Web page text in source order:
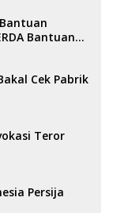
Bantuan
Cek Pabrik
Teror
Persija